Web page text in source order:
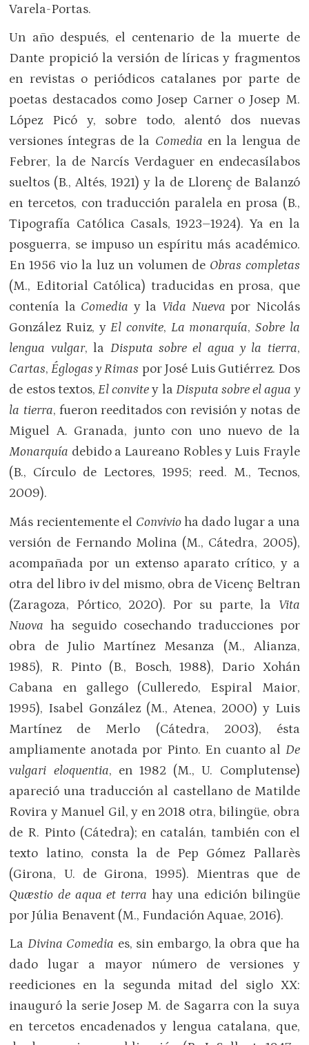
Varela-Portas.
Un año después, el centenario de la muerte de
Dante propició la versión de líricas y fragmentos
en revistas o periódicos catalanes por parte de
poetas destacados como Josep Carner o Josep M.
López Picó y, sobre todo, alentó dos nuevas
versiones íntegras de la Comedia en la lengua de
Febrer, la de Narcís Verdaguer en endecasílabos
sueltos (B., Altés, 1921) y la de Llorenç de Balanzó
en tercetos, con traducción paralela en prosa (B.,
Tipografía Católica Casals, 1923–1924). Ya en la
posguerra, se impuso un espíritu más académico.
En 1956 vio la luz un volumen de Obras completas
(M., Editorial Católica) traducidas en prosa, que
contenía la Comedia y la Vida Nueva por Nicolás
González Ruiz, yEl convite, La monarquía, Sobre la
lengua vulgar, la Disputa sobre el agua y la tierra,
Cartas,Églogas y Rimas por José Luis Gutiérrez. Dos
de estos textos,El convitey la Disputa sobre el agua y
la tierra, fueron reeditados con revisión y notas de
Miguel A. Granada, junto con uno nuevo de la
Monarquía debido a Laureano Robles y Luis Frayle
(B., Círculo de Lectores, 1995; reed. M., Tecnos,
2009).
Más recientemente el Convivio ha dado lugar a una
versión de Fernando Molina (M., Cátedra, 2005),
acompañada por un extenso aparato crítico, y a
otra del libro iv del mismo, obra de Vicenç Beltran
(Zaragoza, Pórtico, 2020). Por su parte, la Vita
Nuova ha seguido cosechando traducciones por
obra de Julio Martínez Mesanza (M., Alianza,
1985), R. Pinto (B., Bosch, 1988), Dario Xohán
Cabana en gallego (Culleredo, Espiral Maior,
1995), Isabel González (M., Atenea, 2000) y Luis
Martínez de Merlo (Cátedra, 2003), ésta
ampliamente anotada por Pinto. En cuanto al De
vulgari eloquentia, en 1982 (M., U. Complutense)
apareció una traducción al castellano de Matilde
Rovira y Manuel Gil, y en 2018 otra, bilingüe, obra
de R. Pinto (Cátedra); en catalán, también con el
texto latino, consta la de Pep Gómez Pallarès
(Girona, U. de Girona, 1995). Mientras que de
Quæstio de aqua et terra hay una edición bilingüe
por Júlia Benavent (M., Fundación Aquae, 2016).
La Divina Comedia es, sin embargo, la obra que ha
dado lugar a mayor número de versiones y
reediciones en la segunda mitad del siglo XX:
inauguró la serie Josep M. de Sagarra con la suya
en tercetos encadenados y lengua catalana, que,